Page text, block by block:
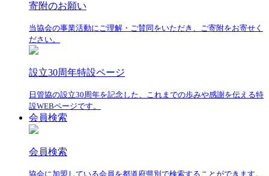
寄附のお願い
当協会の事業活動にご理解・ご賛同をいただき、ご寄附をお寄せく
ださい。
設立30周年特設ページ
日管協の設立30周年を記念した、これまでの歩みや感謝を伝える特
設WEBページです。
会員検索
会員検索
協会に加盟している会員を都道府県別で検索することができます。